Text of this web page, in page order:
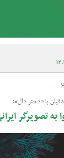
با «دختر دال»؛
به تصویرگر